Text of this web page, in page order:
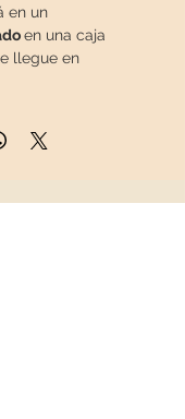
en un
en una caja
llegue en